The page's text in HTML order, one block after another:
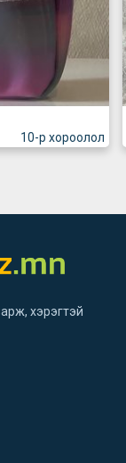
10-р хороолол
хэрэгтэй